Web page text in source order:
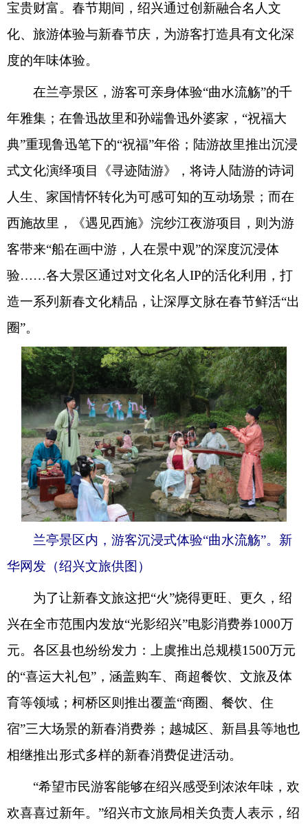
宝贵财富。春节期间，绍兴通过创新融合名人文
化、旅游体验与新春节庆，为游客打造具有文化深
度的年味体验。
在兰亭景区，游客可亲身体验“曲水流觞”的千
年雅集；在鲁迅故里和孙端鲁迅外婆家，“祝福大
典”重现鲁迅笔下的“祝福”年俗；陆游故里推出沉浸
式文化演绎项目《寻迹陆游》，将诗人陆游的诗词
人生、家国情怀转化为可感可知的互动场景；而在
西施故里，《遇见西施》浣纱江夜游项目，则为游
客带来“船在画中游，人在景中观”的深度沉浸体
验……各大景区通过对文化名人IP的活化利用，打
造一系列新春文化精品，让深厚文脉在春节鲜活“出
圈”。
兰亭景区内，游客沉浸式体验“曲水流觞”。新
华网发（绍兴文旅供图）
为了让新春文旅这把“火”烧得更旺、更久，绍
兴在全市范围内发放“光影绍兴”电影消费券1000万
元。各区县也纷纷发力：上虞推出总规模1500万元
的“喜运大礼包”，涵盖购车、商超餐饮、文旅及体
育等领域；柯桥区则推出覆盖“商圈、餐饮、住
宿”三大场景的新春消费券；越城区、新昌县等地也
相继推出形式多样的新春消费促进活动。
“希望市民游客能够在绍兴感受到浓浓年味，欢
欢喜喜过新年。”绍兴市文旅局相关负责人表示，绍